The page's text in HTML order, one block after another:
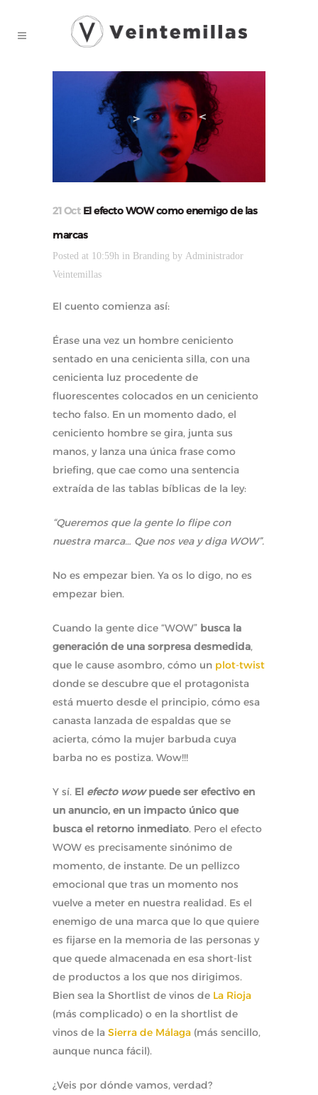
21 OctEl efecto WOW como enemigo de las
marcas
Posted at 10:59h in Branding by Administrador
Veintemillas
El cuento comienza así:
Érase una vez un hombre ceniciento
sentado en una cenicienta silla, con una
cenicienta luz procedente de
fluorescentes colocados en un ceniciento
techo falso. En un momento dado, el
ceniciento hombre se gira, junta sus
manos, y lanza una única frase como
briefing, que cae como una sentencia
extraída de las tablas bíblicas de la ley:
“Queremos que la gente lo flipe con
nuestra marca… Que nos vea y diga WOW”.
No es empezar bien. Ya os lo digo, no es
empezar bien.
Cuando la gente dice “WOW” busca la
generación de una sorpresa desmedida,
que le cause asombro, cómo un plot-twist
donde se descubre que el protagonista
está muerto desde el principio, cómo esa
canasta lanzada de espaldas que se
acierta, cómo la mujer barbuda cuya
barba no es postiza. Wow!!!
Y sí. El efecto wowpuede ser efectivo en
un anuncio, en un impacto único que
busca el retorno inmediato. Pero el efecto
WOW es precisamente sinónimo de
momento, de instante. De un pellizco
emocional que tras un momento nos
vuelve a meter en nuestra realidad. Es el
enemigo de una marca que lo que quiere
es fijarse en la memoria de las personas y
que quede almacenada en esa short-list
de productos a los que nos dirigimos.
Bien sea la Shortlist de vinos de La Rioja
(más complicado) o en la shortlist de
vinos de la Sierra de Málaga (más sencillo,
aunque nunca fácil).
¿Veis por dónde vamos, verdad?